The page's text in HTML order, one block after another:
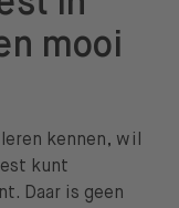
mooi
kennen, wil
kunt
Daar is geen